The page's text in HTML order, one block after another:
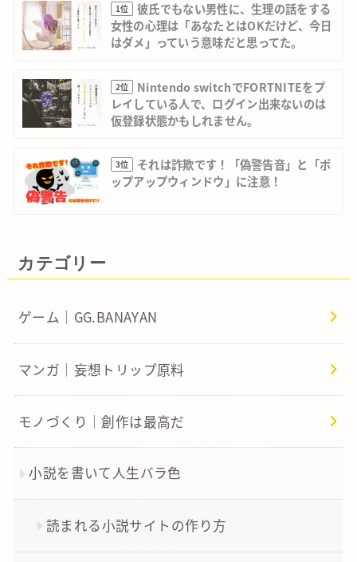
1位
彼氏でもない男性に、生理の話をする
女性の心理は「あなたとはOKだけど、今日
はダメ」っていう意味だと思ってた。
2位
Nintendo switchでFORTNITEをプ
レイしている人で、ログイン出来ないのは
仮登録状態かもしれません。
3位
それは詐欺です！「偽警告音」と「ポ
ップアップウィンドウ」に注意！
カテゴリー
ゲーム｜GG.BANAYAN
マンガ｜妄想トリップ原料
モノづくり｜創作は最高だ
小説を書いて人生バラ色
読まれる小説サイトの作り方